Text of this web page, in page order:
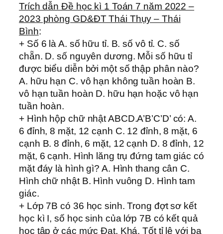
Trích dẫn Đề học kì 1 Toán 7 năm 2022 –
2023 phòng GD&ĐT Thái Thụy – Thái
Bình:
+ Số 6 là A. số hữu tỉ. B. số vô tỉ. C. số
chẵn. D. số nguyên dương. Mỗi số hữu tỉ
được biểu diễn bởi một số thập phân nào?
A. hữu hạn C. vô hạn không tuần hoàn B.
vô hạn tuần hoàn D. hữu hạn hoặc vô hạn
tuần hoàn.
+ Hình hộp chữ nhật ABCD.A’B’C’D’ có: A.
6 đỉnh, 8 mặt, 12 cạnh C. 12 đỉnh, 8 mặt, 6
cạnh B. 8 đỉnh, 6 mặt, 12 cạnh D. 8 đỉnh, 12
mặt, 6 cạnh. Hình lăng trụ đứng tam giác có
mặt đáy là hình gì? A. Hình thang cân C.
Hình chữ nhật B. Hình vuông D. Hình tam
giác.
+ Lớp 7B có 36 học sinh. Trong đợt sơ kết
học kì I, số học sinh của lớp 7B có kết quả
học tập ở các mức Đạt, Khá, Tốt tỉ lệ với ba